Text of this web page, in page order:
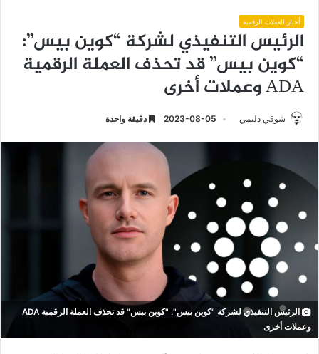
أخبار العملات الرقمية
الرئيس التنفيذي لشركة “كوين بيس”:
“كوين بيس” قد تحذف العملة الرقمية
ADA وعملات أخرى
شوقي دليمي 2023-08-05 دقيقة واحدة
الرئيس التنفيذي لشركة "كوين بيس": "كوين بيس" قد تحذف العملة الرقمية ADA
وعملات أخرى